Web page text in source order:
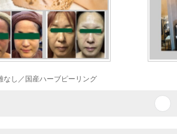
なし／国産ハーブピーリング